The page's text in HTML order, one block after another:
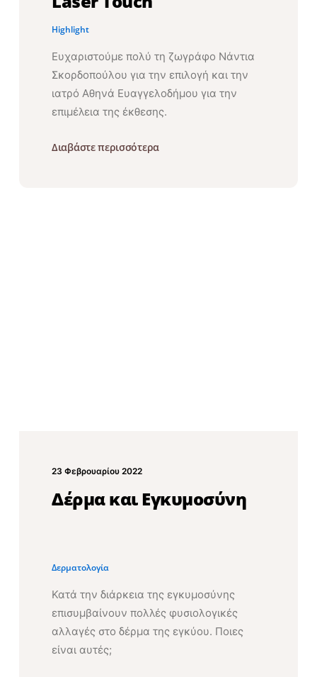
Highlight
Ευχαριστούμε πολύ τη ζωγράφο Νάντια
Σκορδοπούλου για την επιλογή και την
ιατρό Αθηνά Ευαγγελοδήμου για την
επιμέλεια της έκθεσης.
Διαβάστε περισσότερα
23 Φεβρουαρίου 2022
Δέρμα και Εγκυμοσύνη
Δερματολογία
Κατά την διάρκεια της εγκυμοσύνης
επισυμβαίνουν πολλές φυσιολογικές
αλλαγές στο δέρμα της εγκύου. Ποιες
είναι αυτές;